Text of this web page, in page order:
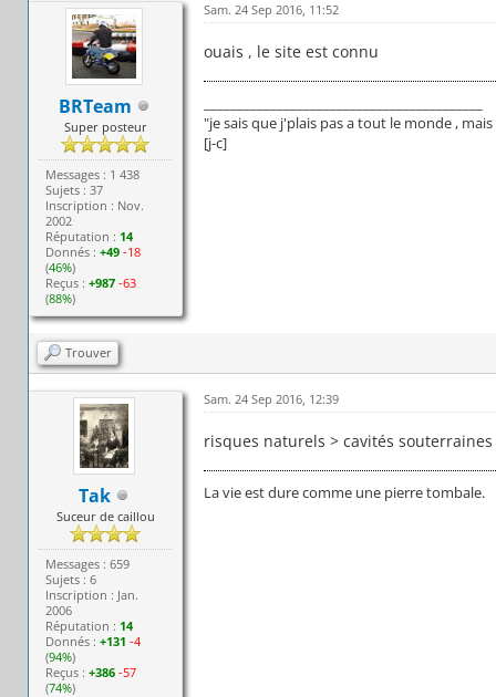
BRTeam
Super posteur
Messages : 1 438
Sujets : 37
Inscription : Nov.
2002
Réputation : 14
Donnés :+49 -18
(46%)
Reçus :+987 -63
(88%)
Sam. 24 Sep 2016, 11:52
ouais , le site est connu
"je sais que j'plais pas a tout le monde ,
[j-c]
Trouver
Tak
Suceur de caillou
Messages : 659
Sujets : 6
Inscription : Jan.
2006
Réputation : 14
Donnés :+131 -4
(94%)
Reçus :+386 -57
(74%)
Sam. 24 Sep 2016, 12:39
risques naturels > cavités
La vie est dure comme une pierre tombale.